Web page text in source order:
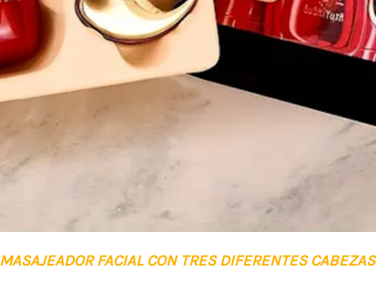
MASAJEADOR FACIAL CON TRES DIFERENTES CABEZAS